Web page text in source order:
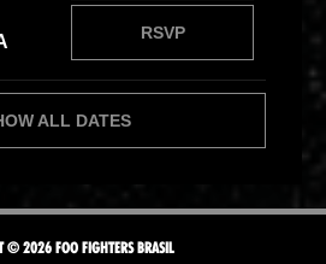
RSVP
ALL DATES
© 2026 FOO FIGHTERS BRASIL